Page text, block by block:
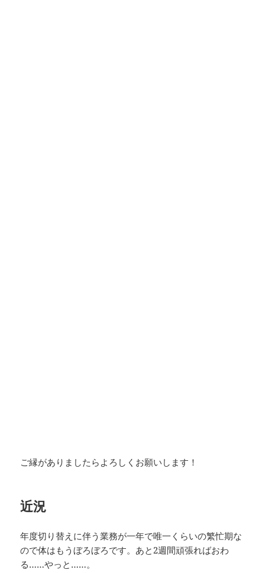
ご縁がありましたらよろしくお願いします！
近況
年度切り替えに伴う業務が一年で唯一くらいの繁忙期な
ので体はもうぼろぼろです。あと2週間頑張ればおわ
る……やっと……。